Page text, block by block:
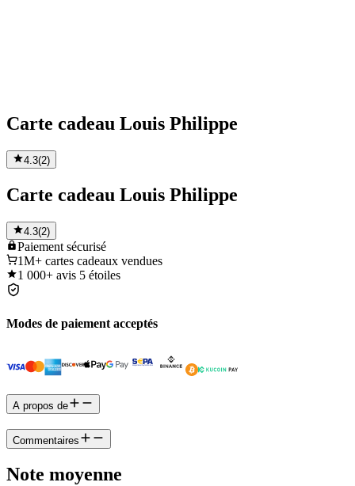
Carte cadeau Louis Philippe
4.3(2)
Carte cadeau Louis Philippe
4.3(2)
Paiement sécurisé
1M+ cartes cadeaux vendues
1 000+ avis 5 étoiles
Modes de paiement acceptés
A propos de
Commentaires
Note moyenne